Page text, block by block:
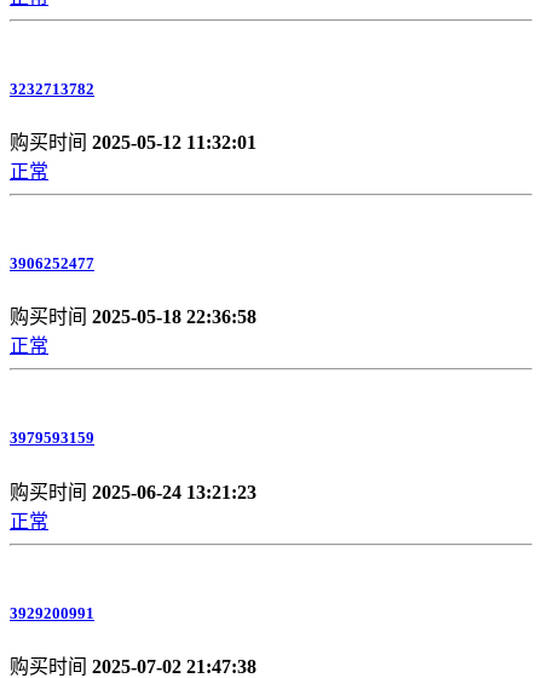
3232713782
购买时间 2025-05-12 11:32:01
正常
3906252477
购买时间 2025-05-18 22:36:58
正常
3979593159
购买时间 2025-06-24 13:21:23
正常
3929200991
购买时间 2025-07-02 21:47:38